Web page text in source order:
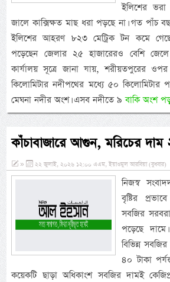
ইলিশের
জালে কাক্সিক্ষত মাছ ধরা পড়ছে না। গত পাঁচ
ইলিশের আহরণ ৮২৩ মেট্রিক টন কমে
পড়েছেন জেলার ২৫ হাজারেরও বেশি
কার্যালয় সূত্রে জানা যায়, শরীয়তপুরের ওপর
কিলোমিটার নদীপথের মধ্যে ৫০ কিলোমিটার
মেঘনা নদীর অংশ। এসব নদীতে ৯বাকি অংশ
কাঁচাবাজারে আগুন, মরিচের দাম
» ২২ জুলাই, ২০২৬ ১২:০০ এএম, ইয়াওমুল আরবিয়া (বুধবার)
নিজস্ব
বৃষ্টির
সবজির
পড়েছে
বিভিন্ন
৪০ টাকা
কয়েকটি ছাড়া অধিকাংশ সবজির দামই